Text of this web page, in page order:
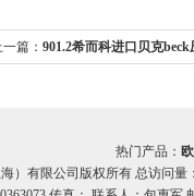
篇： 901.2希而科进口贝克
热门产品：
）有限公司版权所有 总访问量